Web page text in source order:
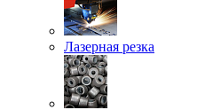
Лазерная резка